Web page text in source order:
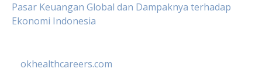
Pasar Keuangan Global dan Dampaknya terhadap
Ekonomi Indonesia
okhealthcareers.com